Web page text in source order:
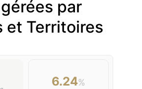
par
et Territoires
6.24%